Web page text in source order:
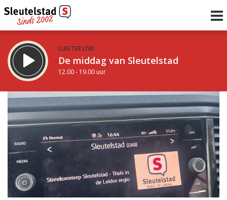
LUISTER LIVE:
De middag van Sleutelstad
12.00 - 19.00 uur
STRAKS:
De avond van Sleutelstad
19.00 - 22.00 uur
Vorig uur
uur 1 van 0 Volgend uur